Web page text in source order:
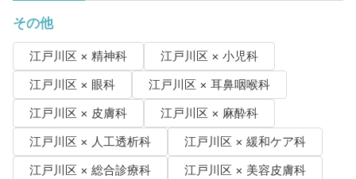
その他
江戸川区 × 精神科
江戸川区 × 小児科
江戸川区 × 眼科
江戸川区 × 耳鼻咽喉科
江戸川区 × 皮膚科
江戸川区 × 麻酔科
江戸川区 × 人工透析科
江戸川区 × 緩和ケア科
江戸川区 × 総合診療科
江戸川区 × 美容皮膚科